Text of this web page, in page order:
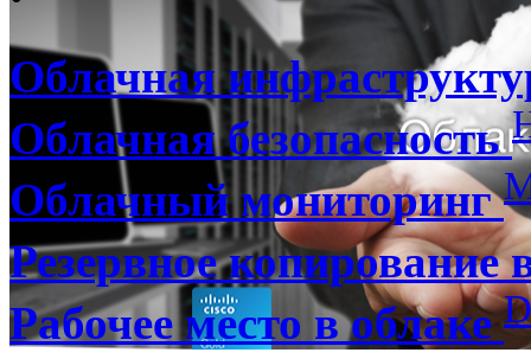
Облачная
Облачная безопасность
Облачный мониторинг
Резервное копирование
Рабочее место в облаке